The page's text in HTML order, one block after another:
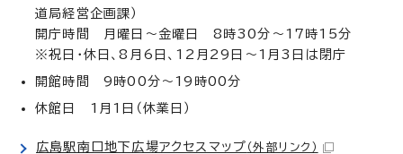
道局経営企画課）
開庁時間 月曜日～金曜日 8時30分～17時15分
※祝日・休日、8月6日、12月29日～1月3日は閉庁
開館時間 9時00分～19時00分
休館日 1月1日（休業日）
広島駅南口地下広場アクセスマップ （外部リンク）